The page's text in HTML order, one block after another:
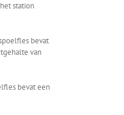
station
bevat
van
bevat een